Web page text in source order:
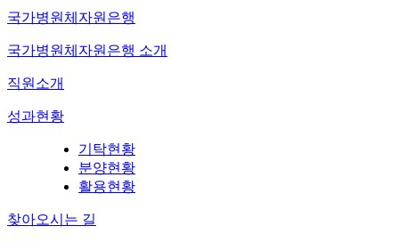
국가병원체자원은행
국가병원체자원은행 소개
직원소개
성과현황
기탁현황
분양현황
활용현황
찾아오시는 길